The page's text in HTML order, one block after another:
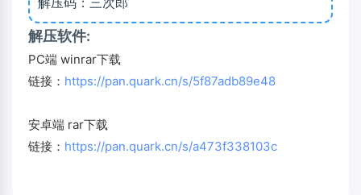
解压软件:
PC端 winrar下载
链接： https://pan.quark.cn/s/5f87adb89e48
安卓端 rar下载
链接： https://pan.quark.cn/s/a473f338103c